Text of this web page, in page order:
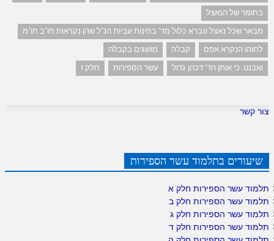
בחומר של הנאצל
מבאר שכל נאצל ונברא כלול מד' בחינות עביות הנ"ל שהן נקראות חו"ב תו"מ
לתוהו הנקרא אפס
קבלה
מושגים בקבלה
ואבנט. כי אותן הד' דכהן גדול
עשר הספירות חלק ז
צור קשר
שיעורים בתלמוד עשר הספירות
תלמוד עשר הספירות חלק א
תלמוד עשר הספירות חלק ב
תלמוד עשר הספירות חלק ג
תלמוד עשר הספירות חלק ד